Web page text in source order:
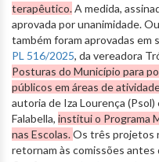
terapêutico.A medida,
aprovada por unanimidade.
também foram aprovadas em
PL 516/2025, da vereadora
Posturas do Município para
públicos em áreas de
autoria de Iza Lourença
Falabella, institui o Programa
nas Escolas.Os três projetos
retornam às comissões antes